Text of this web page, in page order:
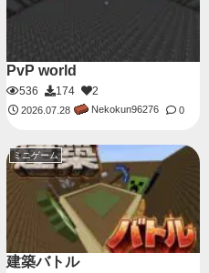
PvP world
536 174 2
2026.07.28 Nekokun96276 0
ミニゲーム
建築バトル